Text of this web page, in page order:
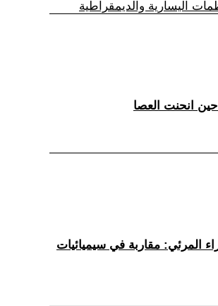
اليسارية والديمقراطية
المرئي: مقاربة في سيميائيات